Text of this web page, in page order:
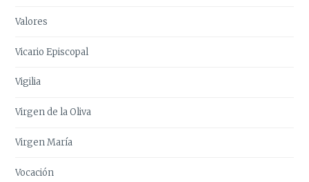
Valores
Vicario Episcopal
Vigilia
Virgen de la Oliva
Virgen María
Vocación